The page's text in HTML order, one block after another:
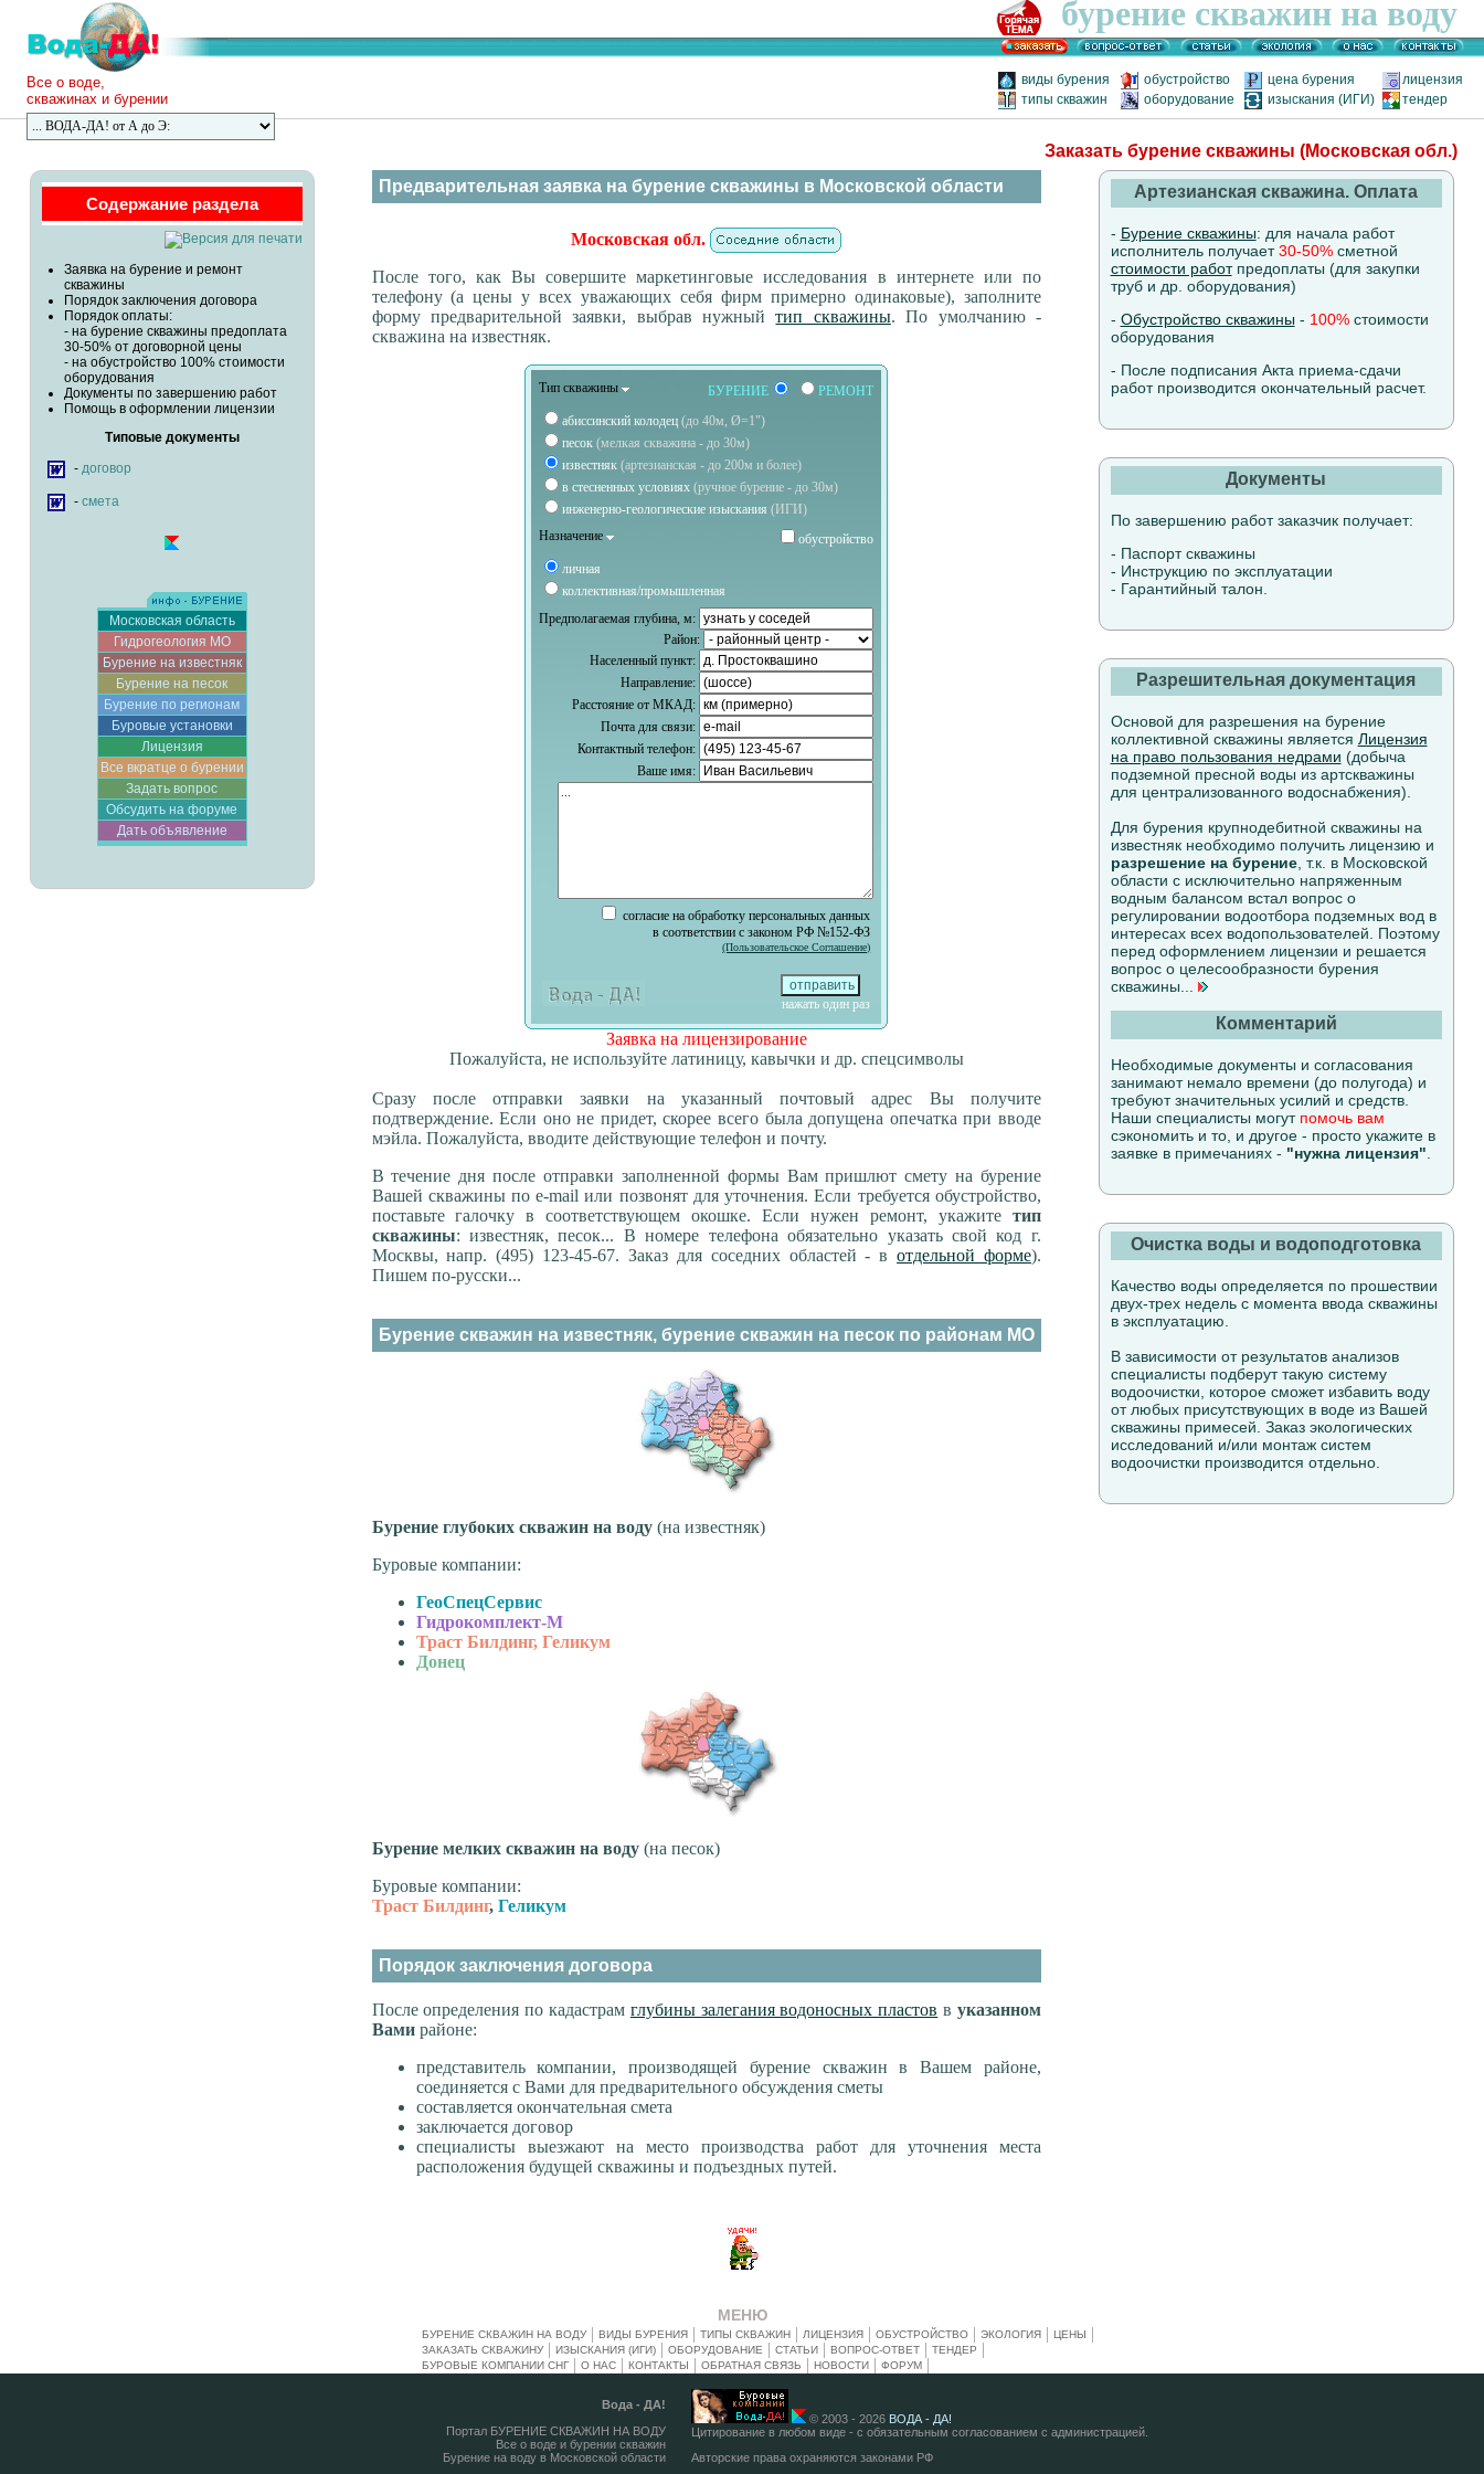
бурение скважин на воду
виды бурения обустройство цена бурения
лицензия
типы скважин
оборудование изыскания (ИГИ) тендер
Все о воде,
скважинах и бурении
Заказать бурение скважины (Московская обл.)
Содержание раздела
Заявка на бурение и ремонт
скважины
Порядок заключения договора
Порядок оплаты:
- на бурение скважины предоплата
30-50% от договорной цены
- на обустройство 100% стоимости
оборудования
Документы по завершению работ
Помощь в оформлении лицензии
Типовые документы
- договор
- смета
Московская область
Гидрогеология МО
Бурение на известняк
Бурение на песок
Бурение по регионам
Буровые установки
Лицензия
Все вкратце о бурении
Задать вопрос
Обсудить на форуме
Дать объявление
Предварительная заявка на бурение скважины в Московской области
Московская обл.
После того, как Вы совершите маркетинговые исследования в интернете или по
телефону (а цены у всех уважающих себя фирм примерно одинаковые), заполните
форму предварительной заявки, выбрав нужныйтип скважины. По умолчанию -
скважина на известняк.
Тип скважины БУРЕНИЕ
РЕМОНТ
абиссинский колодец (до 40м, Ø=1")
песок (мелкая скважина - до 30м)
известняк (артезианская - до 200м и более)
в стесненных условиях (ручное бурение - до 30м)
инженерно-геологические изыскания (ИГИ)
Назначение
обустройство
личная
коллективная/промышленная
Предполагаемая глубина, м:
Район:
Населенный пункт:
Направление:
Расстояние от МКАД:
Почта для связи:
Контактный телефон:
Ваше имя:
согласие на обработку персональных данных
в соответствии с законом РФ №152-ФЗ
(Пользовательское Соглашение)
нажать один раз
Заявка на лицензирование
Пожалуйста, не используйте латиницу, кавычки и др. спецсимволы
Сразу после отправки заявки на указанный почтовый адрес Вы получите
подтверждение. Если оно не придет, скорее всего была допущена опечатка при вводе
мэйла. Пожалуйста, вводите действующие телефон и почту.
В течение дня после отправки заполненной формы Вам пришлют смету на бурение
Вашей скважины по e-mail или позвонят для уточнения. Если требуется обустройство,
поставьте галочку в соответствующем окошке. Если нужен ремонт, укажите тип
скважины: известняк, песок... В номере телефона обязательно указать свой код г.
Москвы, напр. (495) 123-45-67. Заказ для соседних областей - вотдельной форме).
Пишем по-русски...
Бурение скважин на известняк, бурение скважин на песок по районам МО
Бурение глубоких скважин на воду(на известняк)
Буровые компании:
ГеоСпецСервис
Гидрокомплект-М
Траст Билдинг, Геликум
Донец
Бурение мелких скважин на воду(на песок)
Буровые компании:
Траст Билдинг, Геликум
Порядок заключения договора
После определения по кадастрам глубины залегания водоносных пластов в указанном
Вамирайоне:
представитель компании, производящей бурение скважин в Вашем районе,
соединяется с Вами для предварительного обсуждения сметы
составляется окончательная смета
заключается договор
специалисты выезжают на место производства работ для уточнения места
расположения будущей скважины и подъездных путей.
Артезианская скважина. Оплата
- Бурение скважины: для начала работ
исполнитель получает30-50%сметной
стоимости работпредоплаты (для закупки
труб и др. оборудования)
- Обустройство скважины - 100%стоимости
оборудования
- После подписания Акта приема-сдачи
работ производится окончательный расчет.
Документы
По завершению работ заказчик получает:
- Паспорт скважины
- Инструкцию по эксплуатации
- Гарантийный талон.
Разрешительная документация
Основой для разрешения на бурение
коллективной скважины является Лицензия
на право пользования недрами (добыча
подземной пресной воды из артскважины
для централизованного водоснабжения).
Для бурения крупнодебитной скважины на
известняк необходимо получить лицензию и
разрешение на бурение, т.к. в Московской
области с исключительно напряженным
водным балансом встал вопрос о
регулировании водоотбора подземных вод в
интересах всех водопользователей. Поэтому
перед оформлением лицензии и решается
вопрос о целесообразности бурения
скважины...
Комментарий
Необходимые документы и согласования
занимают немало времени (до полугода) и
требуют значительных усилий и средств.
Наши специалисты могутпомочь вам
сэкономить и то, и другое - просто укажите в
заявке в примечаниях - "нужна лицензия".
Очистка воды и водоподготовка
Качество воды определяется по прошествии
двух-трех недель с момента ввода скважины
в эксплуатацию.
В зависимости от результатов анализов
специалисты подберут такую систему
водоочистки, которое сможет избавить воду
от любых присутствующих в воде из Вашей
скважины примесей. Заказ экологических
исследований и/или монтаж систем
водоочистки производится отдельно.
МЕНЮ
БУРЕНИЕ СКВАЖИН НА ВОДУ ВИДЫ БУРЕНИЯ ТИПЫ СКВАЖИН ЛИЦЕНЗИЯ ОБУСТРОЙСТВО ЭКОЛОГИЯ
ЦЕНЫ
ЗАКАЗАТЬ СКВАЖИНУ
ИЗЫСКАНИЯ (ИГИ) ОБОРУДОВАНИЕ СТАТЬИ ВОПРОС-ОТВЕТ
ТЕНДЕР
БУРОВЫЕ КОМПАНИИ СНГ
О НАС КОНТАКТЫ ОБРАТНАЯ СВЯЗЬ НОВОСТИ ФОРУМ
Вода - ДА!
Портал БУРЕНИЕ СКВАЖИН НА ВОДУ
Все о воде и бурении скважин
Бурение на воду в Московской области
© 2003 - 2026 ВОДА - ДА!
Цитирование в любом виде - с обязательным согласованием с администрацией.
Авторские права охраняются законами РФ